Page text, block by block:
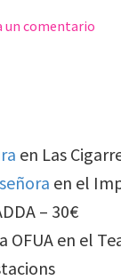
un comentario
en Las
en el
– 30€
OFUA en el